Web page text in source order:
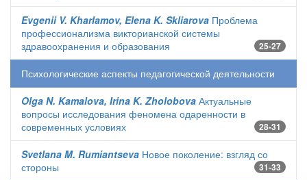
Evgenii V. Kharlamov, Elena K. Skliarova Проблема
профессионализма викторианской системы
здравоохранения и образования
25-27
Психологические аспекты педагогической деятельности
Olga N. Kamalova, Irina K. Zholobova Актуальные
вопросы исследования феномена одаренности в
современных условиях
28-31
Svetlana M. Rumiantseva Новое поколение: взгляд со
стороны
31-33